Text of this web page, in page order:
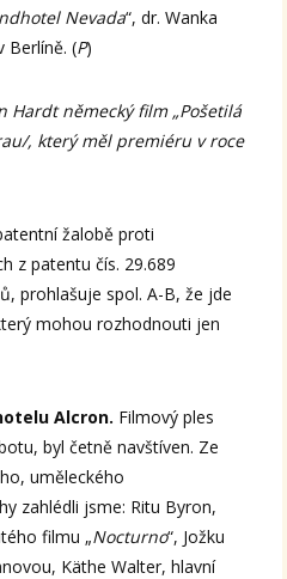
Nevada“, dr. Wanka
Berlíně. (P)
Hardt německý film „Pošetilá
, který měl premiéru v roce
žalobě proti
z patentu čís. 29.689
prohlašuje spol. A-B, že jde
mohou rozhodnouti jen
Alcron. Filmový ples
byl četně navštíven. Ze
uměleckého
zahlédli jsme: Ritu Byron,
filmu „Nocturno“, Jožku
Käthe Walter, hlavní